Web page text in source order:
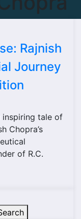
Rajnish
Journey
tale of
Chopra’s
of R.C.